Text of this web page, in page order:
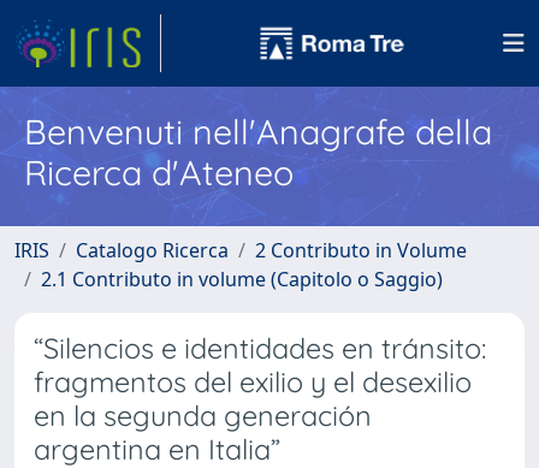
Benvenuti nell'Anagrafe della
Ricerca d'Ateneo
IRIS Catalogo Ricerca
2 Contributo in Volume
2.1 Contributo in volume (Capitolo o Saggio)
“Silencios e identidades en tránsito:
fragmentos del exilio y el desexilio
en la segunda generación
argentina en Italia”